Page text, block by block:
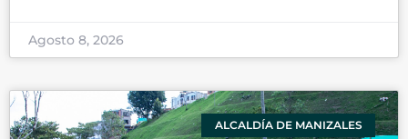
Agosto 8, 2026
ALCALDÍA DE MANIZALES